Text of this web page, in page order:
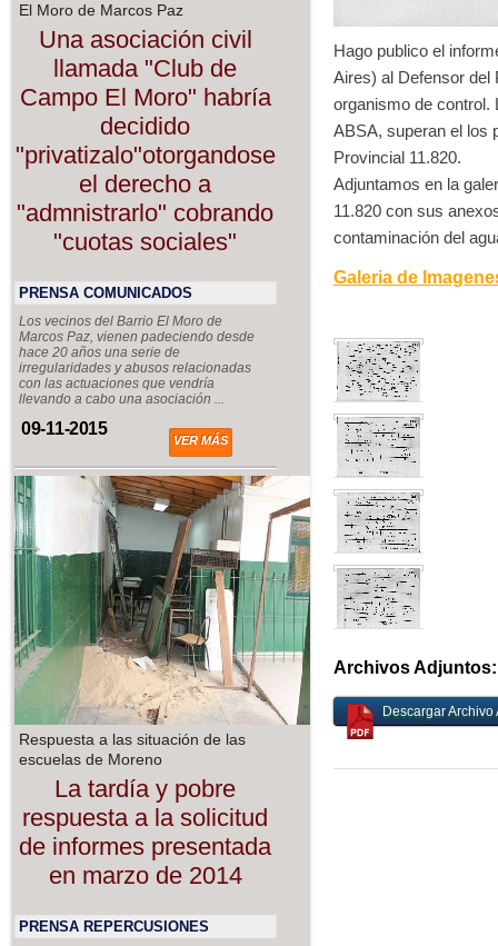
El Moro de Marcos Paz
Una asociación civil
llamada "Club de
Campo El Moro" habría
decidido
"privatizalo"otorgandose
el derecho a
"admnistrarlo" cobrando
"cuotas sociales"
PRENSA COMUNICADOS
Los vecinos del Barrio El Moro de
Marcos Paz, vienen padeciendo desde
hace 20 años una serie de
irregularidades y abusos relacionadas
con las actuaciones que vendría
llevando a cabo una asociación ...
09-11-2015
VER MÁS
Respuesta a las situación de las
escuelas de Moreno
La tardía y pobre
respuesta a la solicitud
de informes presentada
en marzo de 2014
PRENSA REPERCUSIONES
Hago publico el
Aires) al Defensor del
organismo de control.
ABSA, superan el los
Provincial 11.820.
Adjuntamos en la
11.820 con sus
contaminación del
Galeria de
Archivos Adjuntos:
Descargar Archivo